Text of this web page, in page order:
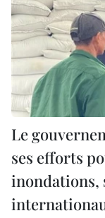
Le
ses efforts
inondations,